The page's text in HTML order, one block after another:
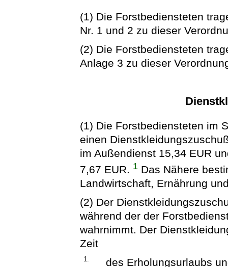
(1) Die Forstbediensteten
Nr. 1 und 2 zu dieser
(2) Die Forstbediensteten
Anlage 3 zu dieser
(1) Die Forstbediensteten im
einen
im Außendienst 15,34 EUR
7,67 EUR. 1 Das Nähere
Landwirtschaft, Ernährung
(2) Der
während der der
wahrnimmt. Der
Zeit
1. des Erholungsurlaubs